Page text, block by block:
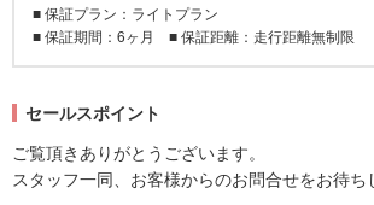
■ 保証プラン：ライトプラン
■ 保証期間：6ヶ月 ■ 保証距離：走行距離無制限
セールスポイント
ご覧頂きありがとうございます。
スタッフ一同、お客様からのお問合せをお待ち